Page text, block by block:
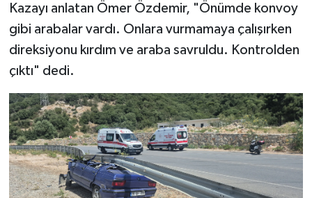
Kazayı anlatan Ömer Özdemir, "Önümde konvoy
gibi arabalar vardı. Onlara vurmamaya çalışırken
direksiyonu kırdım ve araba savruldu. Kontrolden
çıktı" dedi.